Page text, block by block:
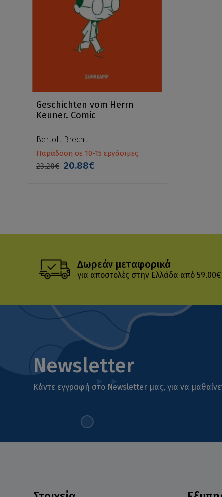
Geschichten vom Herrn
Keuner. Comic
Bertolt Brecht
Παράδοση σε 10-15 εργάσιμες
23.20€ 20.88€
Δωρεάν μεταφορικά
για αποστολές στην Ελλάδα από 59.00€
Newsletter
Κάντε εγγραφή στο Newsletter μας, για να